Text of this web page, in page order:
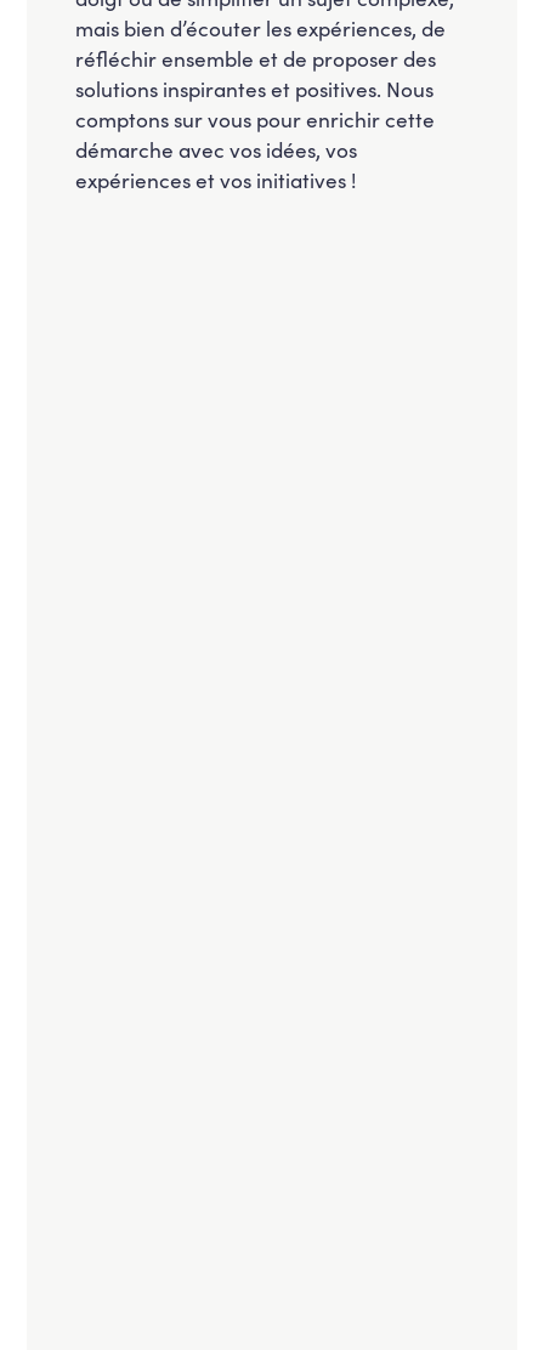
mais bien d’écouter les expériences, de
réfléchir ensemble et de proposer des
solutions inspirantes et positives. Nous
comptons sur vous pour enrichir cette
démarche avec vos idées, vos
expériences et vos initiatives !